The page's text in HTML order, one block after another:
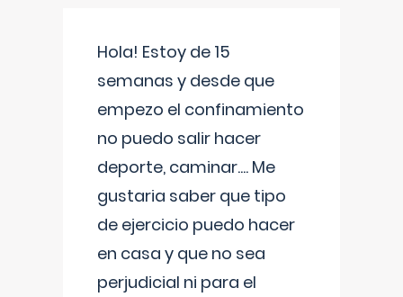
Hola! Estoy de 15
semanas y desde que
empezo el confinamiento
no puedo salir hacer
deporte, caminar.... Me
gustaria saber que tipo
de ejercicio puedo hacer
en casa y que no sea
perjudicial ni para el